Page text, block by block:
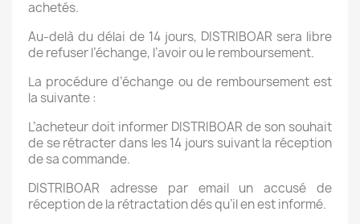
achetés.
Au-delà du délai de 14 jours, DISTRIBOAR sera libre
de refuser l’échange, l’avoir ou le remboursement.
La procédure d’échange ou de remboursement est
la suivante :
L’acheteur doit informer DISTRIBOAR de son souhait
de se rétracter dans les 14 jours suivant la réception
de sa commande.
DISTRIBOAR adresse par email un accusé de
réception de la rétractation dés qu’il en est informé.